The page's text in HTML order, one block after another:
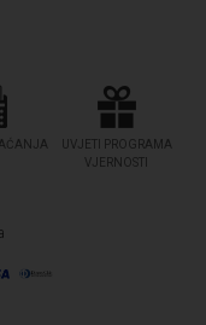
UVJETI PROGRAMA
VJERNOSTI